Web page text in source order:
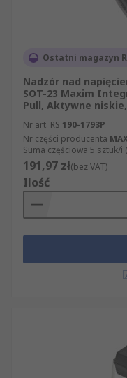
Ostatni magazyn
Nadzór nad
SOT-23 Maxim
Pull, Aktywne niskie,
Nr art. RS 190-1793P
Nr części producenta
Suma częściowa 5 sztuk/
191,97 zł(bez VAT)
Ilość